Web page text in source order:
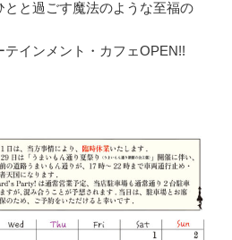
と過ごす魔法のような至福の
インメント・カフェOPEN!!